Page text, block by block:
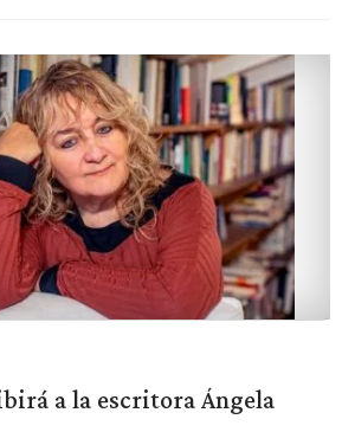
a la escritora Ángela